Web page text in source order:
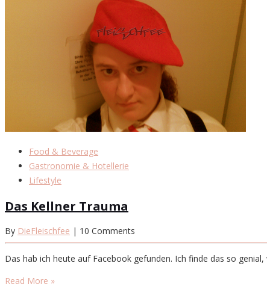
Food & Beverage
Gastronomie & Hotellerie
Lifestyle
Das Kellner Trauma
By DieFleischfee | 10 Comments
Das hab ich heute auf Facebook gefunden. Ich finde das so
Read More »